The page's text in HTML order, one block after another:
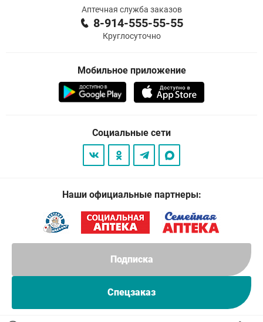
Подписка
Спецзаказ
Аптечная служба заказов
8-914-555-55-55
Круглосуточно
Мобильное приложение
Социальные сети
Наши официальные партнеры: